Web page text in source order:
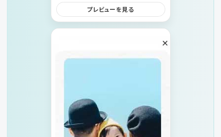
プレビューを見る